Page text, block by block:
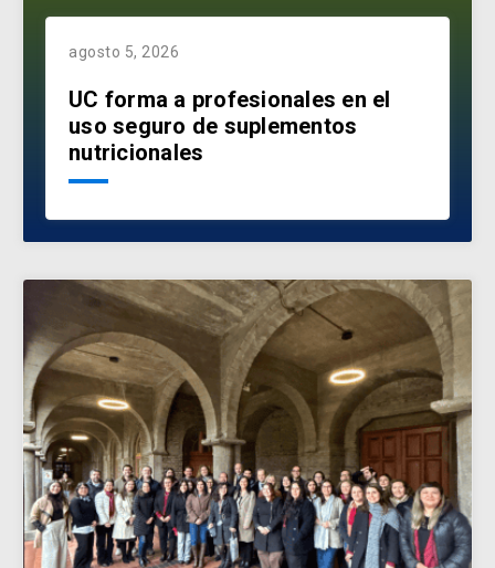
agosto 5, 2026
UC forma a profesionales en el
uso seguro de suplementos
nutricionales